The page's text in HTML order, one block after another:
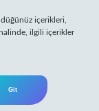
içerikleri,
ilgili içerikler